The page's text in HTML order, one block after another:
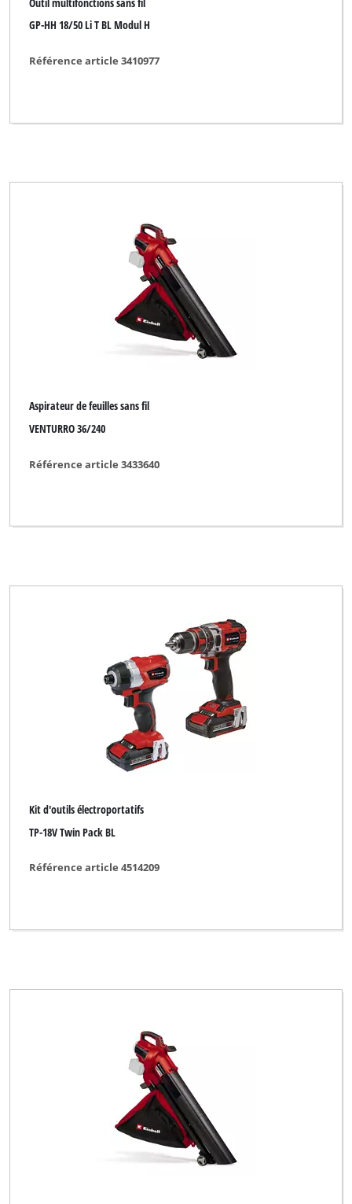
GP-HH 18/50 Li T BL Modul H
Référence article 3410977
Aspirateur de feuilles sans fil
VENTURRO 36/240
Référence article 3433640
Kit d'outils électroportatifs
TP-18V Twin Pack BL
Référence article 4514209